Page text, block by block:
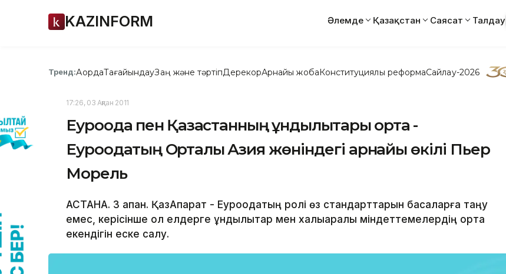
KAZINFORM Әлемде Қазақстан Саясат Талдау
Тренд:АқордаТағайындауЗаң және тәртіпДерекқорАрнайы жобаКонституциялық реформаСайлау-2026
17:26, 03 Ақпан 2011
Еуроодақ пен Қазақстанның құндылықтары ортақ -
Еуроодақтың Орталық Азия жөніндегі арнайы өкілі Пьер
Морель
АСТАНА. 3 ақпан. ҚазАқпарат - Еуроодақтың ролі өз стандарттарын басқаларға таңу
емес, керісінше ол елдерге құндылықтар мен халықаралық міндеттемелердің ортақ
екендігін еске салу.